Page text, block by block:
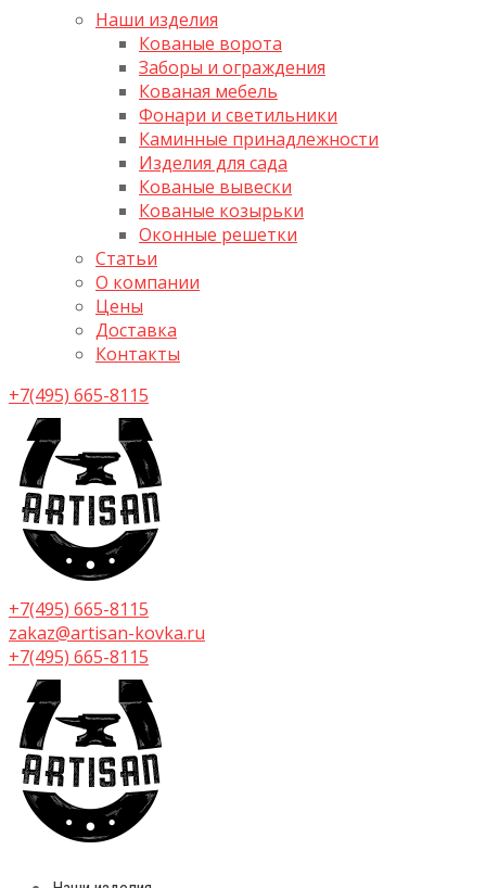
Наши изделия
Кованые ворота
Заборы и ограждения
Кованая мебель
Фонари и светильники
Каминные принадлежности
Изделия для сада
Кованые вывески
Кованые козырьки
Оконные решетки
Статьи
О компании
Цены
Доставка
Контакты
+7(495) 665-8115
+7(495) 665-8115
zakaz@artisan-kovka.ru
+7(495) 665-8115